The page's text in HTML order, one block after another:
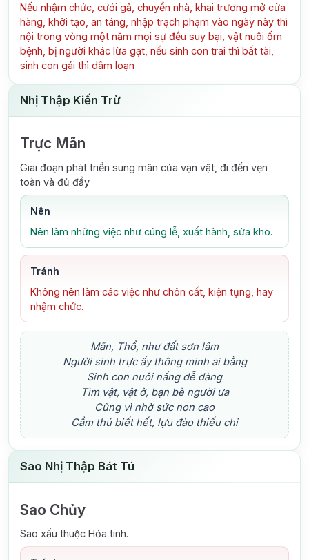
Nếu nhậm chức, cưới gả, chuyển nhà, khai trương mở cửa
hàng, khởi tạo, an táng, nhập trạch phạm vào ngày này thì
nội trong vòng một năm mọi sự đều suy bại, vật nuôi ốm
bệnh, bị người khác lừa gạt, nếu sinh con trai thì bất tài,
sinh con gái thì dâm loạn
Nhị Thập Kiến Trừ
Trực Mãn
Giai đoạn phát triển sung mãn của vạn vật, đi đến vẹn
toàn và đủ đầy
Nên
Nên làm những việc như cúng lễ, xuất hành, sửa kho.
Tránh
Không nên làm các việc như chôn cất, kiện tụng, hay
nhậm chức.
Mãn, Thổ, như đất sơn lâm
Người sinh trực ấy thông minh ai bằng
Sinh con nuôi nấng dễ dàng
Tìm vật, vật ở, bạn bè người ưa
Cũng vì nhờ sức non cao
Cầm thú biết hết, lựu đào thiếu chi
Sao Nhị Thập Bát Tú
Sao Chủy
Sao xấu thuộc Hỏa tinh.